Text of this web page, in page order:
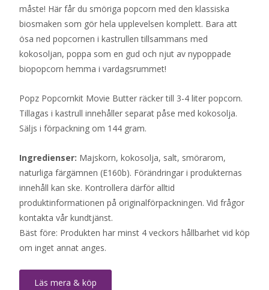
måste! Här får du smöriga popcorn med den klassiska
biosmaken som gör hela upplevelsen komplett. Bara att
ösa ned popcornen i kastrullen tillsammans med
kokosoljan, poppa som en gud och njut av nypoppade
biopopcorn hemma i vardagsrummet!
Popz Popcornkit Movie Butter räcker till 3-4 liter popcorn.
Tillagas i kastrull innehåller separat påse med kokosolja.
Säljs i förpackning om 144 gram.
Ingredienser: Majskorn, kokosolja, salt, smörarom,
naturliga färgämnen (E160b). Förändringar i produkternas
innehåll kan ske. Kontrollera därför alltid
produktinformationen på originalförpackningen. Vid frågor
kontakta vår kundtjänst.
Bäst före: Produkten har minst 4 veckors hållbarhet vid köp
om inget annat anges.
Läs mera & köp